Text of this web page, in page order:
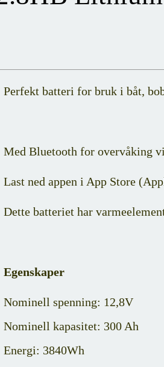
Perfekt batteri for bruk i båt,
Med Bluetooth for overvåking
Last ned appen i App Store
Dette batteriet har
Egenskaper
Nominell spenning: 12,8V
Nominell kapasitet: 300 Ah
Energi: 3840Wh